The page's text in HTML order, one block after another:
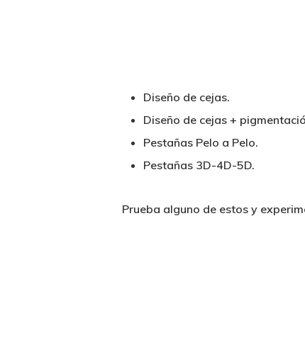
Diseño de cejas.
Diseño de cejas +
Pestañas Pelo a Pelo.
Pestañas 3D-4D-5D.
Prueba alguno de estos y